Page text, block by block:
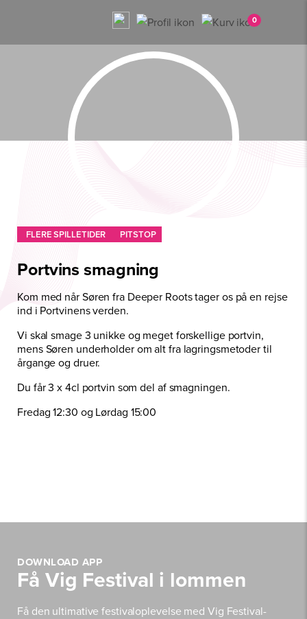
0
FLERE SPILLETIDER PITSTOP
Portvins smagning
Kom med når Søren fra Deeper Roots tager os på en rejse
ind i Portvinens verden.
Vi skal smage 3 unikke og meget forskellige portvin,
mens Søren underholder om alt fra lagringsmetoder til
årgange og druer.
Du får 3 x 4cl portvin som del af smagningen.
Fredag 12:30 og Lørdag 15:00
DOWNLOAD APP
Få Vig Festival i lommen
Få den ultimative festivaloplevelse med Vig Festival-